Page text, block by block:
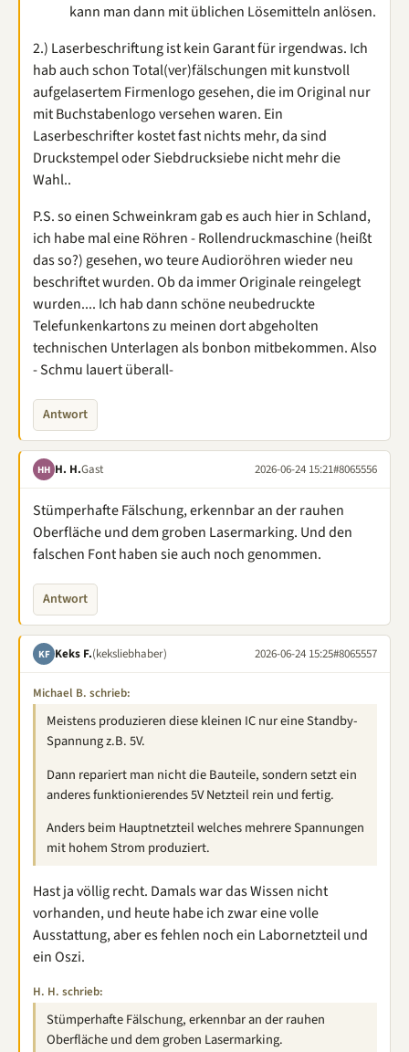
kann man dann mit üblichen Lösemitteln anlösen.
2.) Laserbeschriftung ist kein Garant für irgendwas. Ich
hab auch schon Total(ver)fälschungen mit kunstvoll
aufgelasertem Firmenlogo gesehen, die im Original nur
mit Buchstabenlogo versehen waren. Ein
Laserbeschrifter kostet fast nichts mehr, da sind
Druckstempel oder Siebdrucksiebe nicht mehr die
Wahl..
P.S. so einen Schweinkram gab es auch hier in Schland,
ich habe mal eine Röhren - Rollendruckmaschine (heißt
das so?) gesehen, wo teure Audioröhren wieder neu
beschriftet wurden. Ob da immer Originale reingelegt
wurden.... Ich hab dann schöne neubedruckte
Telefunkenkartons zu meinen dort abgeholten
technischen Unterlagen als bonbon mitbekommen. Also
- Schmu lauert überall-
Antwort
HH H. H.Gast 2026-06-24 15:21#8065556
Stümperhafte Fälschung, erkennbar an der rauhen
Oberfläche und dem groben Lasermarking. Und den
falschen Font haben sie auch noch genommen.
Antwort
KF Keks F.(keksliebhaber) 2026-06-24 15:25#8065557
Michael B. schrieb:
Meistens produzieren diese kleinen IC nur eine Standby-
Spannung z.B. 5V.
Dann repariert man nicht die Bauteile, sondern setzt ein
anderes funktionierendes 5V Netzteil rein und fertig.
Anders beim Hauptnetzteil welches mehrere Spannungen
mit hohem Strom produziert.
Hast ja völlig recht. Damals war das Wissen nicht
vorhanden, und heute habe ich zwar eine volle
Ausstattung, aber es fehlen noch ein Labornetzteil und
ein Oszi.
H. H. schrieb:
Stümperhafte Fälschung, erkennbar an der rauhen
Oberfläche und dem groben Lasermarking.